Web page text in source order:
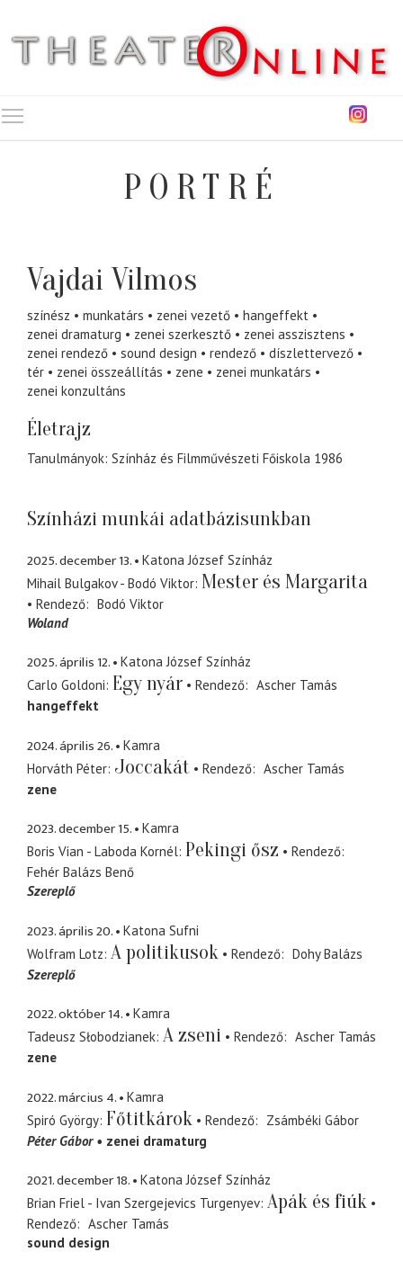
PORTRÉ
Vajdai Vilmos
színész munkatárs zenei vezető
hangeffekt
zenei dramaturg
zenei szerkesztő
zenei asszisztens
zenei rendező
sound design rendező
díszlettervező
tér
zenei összeállítás zene
zenei munkatárs
zenei konzultáns
Életrajz
Tanulmányok: Színház és Filmművészeti Főiskola 1986
Színházi munkái adatbázisunkban
2025. december 13.
Katona József Színház
Mihail Bulgakov - Bodó Viktor Mester és Margarita
Rendező
Bodó Viktor
Woland
2025. április 12.
Katona József Színház
Carlo Goldoni Egy nyár Rendező
Ascher Tamás
hangeffekt
2024. április 26.
Kamra
Horváth Péter Joccakát Rendező
Ascher Tamás
zene
2023. december 15.
Kamra
Boris Vian - Laboda Kornél Pekingi ősz
Rendező
Fehér Balázs Benő
Szereplő
2023. április 20.
Katona Sufni
Wolfram Lotz A politikusok Rendező
Dohy Balázs
Szereplő
2022. október 14.
Kamra
Tadeusz Słobodzianek A zseni Rendező
Ascher Tamás
zene
2022. március 4.
Kamra
Spiró György Főtitkárok Rendező
Zsámbéki Gábor
Péter Gábor
zenei dramaturg
2021. december 18.
Katona József Színház
Brian Friel - Ivan Szergejevics Turgenyev Apák és fiúk
Rendező
Ascher Tamás
sound design